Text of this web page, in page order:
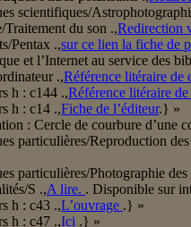
scientifiques/
du son .,Redirection
Pentax .,sur ce lien la fiche de
et l’Internet au service des
.,Référence litéraire de
h : c144 .,Référence litéraire
h : c14 .,Fiche de l’éditeur.} »
: Cercle de courbure d’une
particulières/Reproduction
particulières/Photographie
S .,A lire. . Disponible sur
h : c43 .,L’ouvrage .} »
h : c47 .,Ici .} »